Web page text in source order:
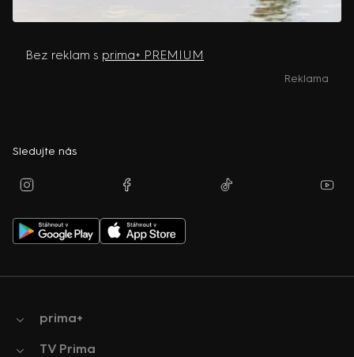
Bez reklam s prima+ PREMIUM
Reklama
Sledujte nás
prima+
TV Prima